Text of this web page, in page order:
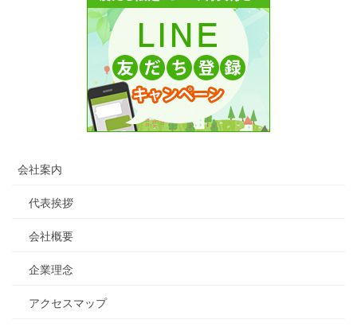
会社案内
代表挨拶
会社概要
企業理念
アクセスマップ